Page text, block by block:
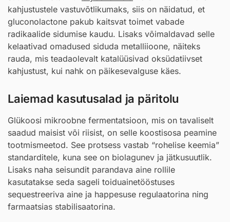
kahjustustele vastuvõtlikumaks, siis on näidatud, et
gluconolactone pakub kaitsvat toimet vabade
radikaalide sidumise kaudu. Lisaks võimaldavad selle
kelaativad omadused siduda metalliioone, näiteks
rauda, mis teadaolevalt katalüüsivad oksüdatiivset
kahjustust, kui nahk on päikesevalguse käes.
Laiemad kasutusalad ja päritolu
Glükoosi mikroobne fermentatsioon, mis on tavaliselt
saadud maisist või riisist, on selle koostisosa peamine
tootmismeetod. See protsess vastab “rohelise keemia”
standarditele, kuna see on biolagunev ja jätkusuutlik.
Lisaks naha seisundit parandava aine rollile
kasutatakse seda sageli toiduainetööstuses
sequestreeriva aine ja happesuse regulaatorina ning
farmaatsias stabilisaatorina.